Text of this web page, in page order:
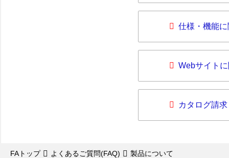
仕様・機能
Webサイト
カタログ請求
FAトップ よくあるご質問(FAQ)
製品について